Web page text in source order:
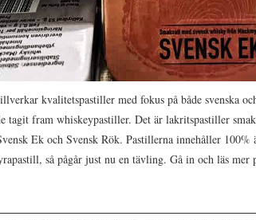
kvalitetspastiller med fokus på både svenska
tagit fram whiskeypastiller. Det är lakritspastiller
Ek och Svensk Rök. Pastillerna innehåller 100%
så pågår just nu en tävling. Gå in och läs